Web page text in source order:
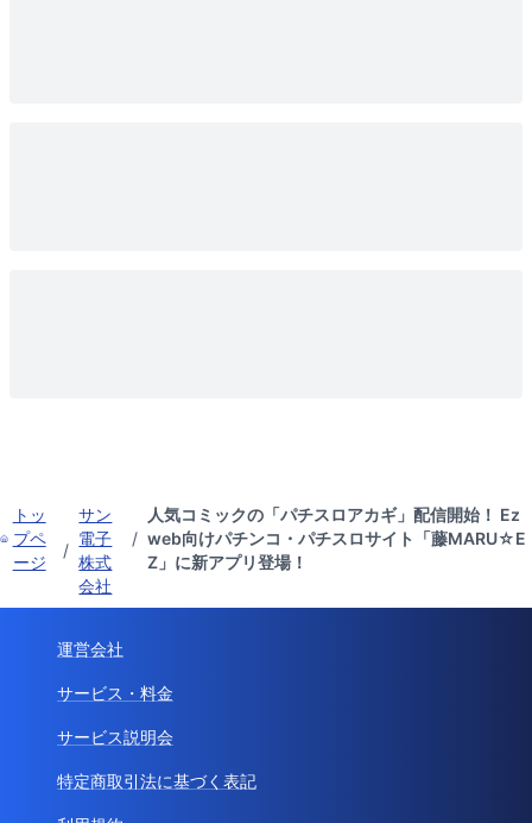
トッ
プペ
ージ
/
サン
電子
株式
会社
/
人気コミックの「パチスロアカギ」配信開始！ Ez
web向けパチンコ・パチスロサイト「藤MARU☆E
Z」に新アプリ登場！
運営会社
サービス・料金
サービス説明会
特定商取引法に基づく表記